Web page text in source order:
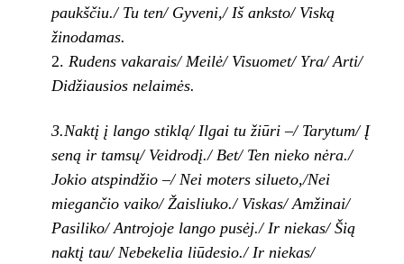
paukščiu./ Tu ten/ Gyveni,/ Iš anksto/ Viską
žinodamas.
Rudens vakarais/ Meilė/ Visuomet/ Yra/ Arti/
Didžiausios nelaimės.
3.Naktį į lango stiklą/ Ilgai tu žiūri –/ Tarytum/ Į
seną ir tamsų/ Veidrodį./ Bet/ Ten nieko nėra./
Jokio atspindžio –/ Nei moters silueto,/Nei
miegančio vaiko/ Žaisliuko./ Viskas/ Amžinai/
Pasiliko/ Antrojoje lango pusėj./ Ir niekas/ Šią
naktį tau/ Nebekelia liūdesio./ Ir niekas/